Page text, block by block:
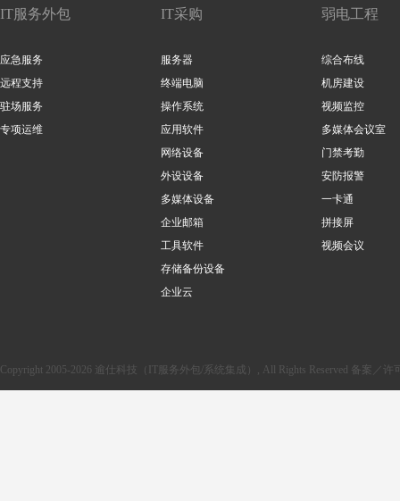
IT服务外包
应急服务
远程支持
驻场服务
专项运维
IT采购
服务器
终端电脑
操作系统
应用软件
网络设备
外设设备
多媒体设备
企业邮箱
工具软件
存储备份设备
企业云
弱电工程
综合布线
机房建设
视频监控
多媒体会议室
门禁考勤
安防报警
一卡通
拼接屏
视频会议
Copyright 2005-2026 逾仕科技（IT服务外包/系统集成）, All Rights Reserved 备案／